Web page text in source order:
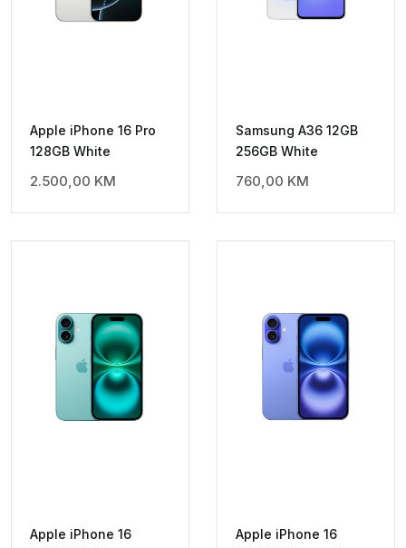
Apple iPhone 16 Pro
128GB White
2.500,00 KM
Samsung A36 12GB
256GB White
760,00 KM
Apple iPhone 16
Apple iPhone 16